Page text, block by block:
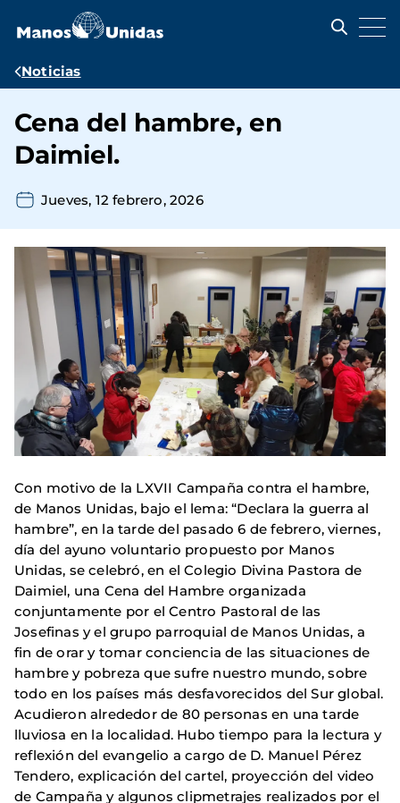
contenido
Ruta
navegación
Noticias
Cena del hambre, en
Daimiel.
Jueves, 12 febrero, 2026
Con motivo de la LXVII Campaña contra el hambre,
de Manos Unidas, bajo el lema: “Declara la guerra al
hambre”, en la tarde del pasado 6 de febrero, viernes,
día del ayuno voluntario propuesto por Manos
Unidas, se celebró, en el Colegio Divina Pastora de
Daimiel, una Cena del Hambre organizada
conjuntamente por el Centro Pastoral de las
Josefinas y el grupo parroquial de Manos Unidas, a
fin de orar y tomar conciencia de las situaciones de
hambre y pobreza que sufre nuestro mundo, sobre
todo en los países más desfavorecidos del Sur global.
Acudieron alrededor de 80 personas en una tarde
lluviosa en la localidad. Hubo tiempo para la lectura y
reflexión del evangelio a cargo de D. Manuel Pérez
Tendero, explicación del cartel, proyección del video
de Campaña y algunos clipmetrajes realizados por el